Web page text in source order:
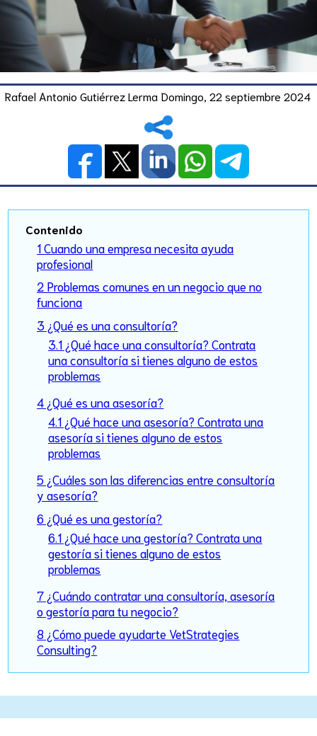
Rafael Antonio Gutiérrez Lerma Domingo, 22 septiembre 2024
Contenido
1 Cuando una empresa necesita ayuda
profesional
2 Problemas comunes en un negocio que no
funciona
3 ¿Qué es una consultoría?
3.1 ¿Qué hace una consultoría? Contrata
una consultoría si tienes alguno de estos
problemas
4 ¿Qué es una asesoría?
4.1 ¿Qué hace una asesoría? Contrata una
asesoría si tienes alguno de estos
problemas
5 ¿Cuáles son las diferencias entre consultoría
y asesoría?
6 ¿Qué es una gestoría?
6.1 ¿Qué hace una gestoría? Contrata una
gestoría si tienes alguno de estos
problemas
7 ¿Cuándo contratar una consultoría, asesoría
o gestoría para tu negocio?
8 ¿Cómo puede ayudarte VetStrategies
Consulting?